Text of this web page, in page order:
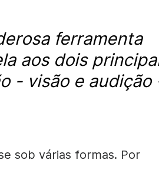
ferramenta
aos dois
- visão e audição
sob várias formas. Por